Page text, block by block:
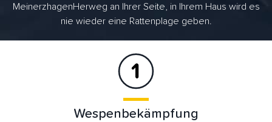
MeinerzhagenHerweg an Ihrer Seite, in Ihrem Haus wird es
nie wieder eine Rattenplage geben.
Wespenbekämpfung